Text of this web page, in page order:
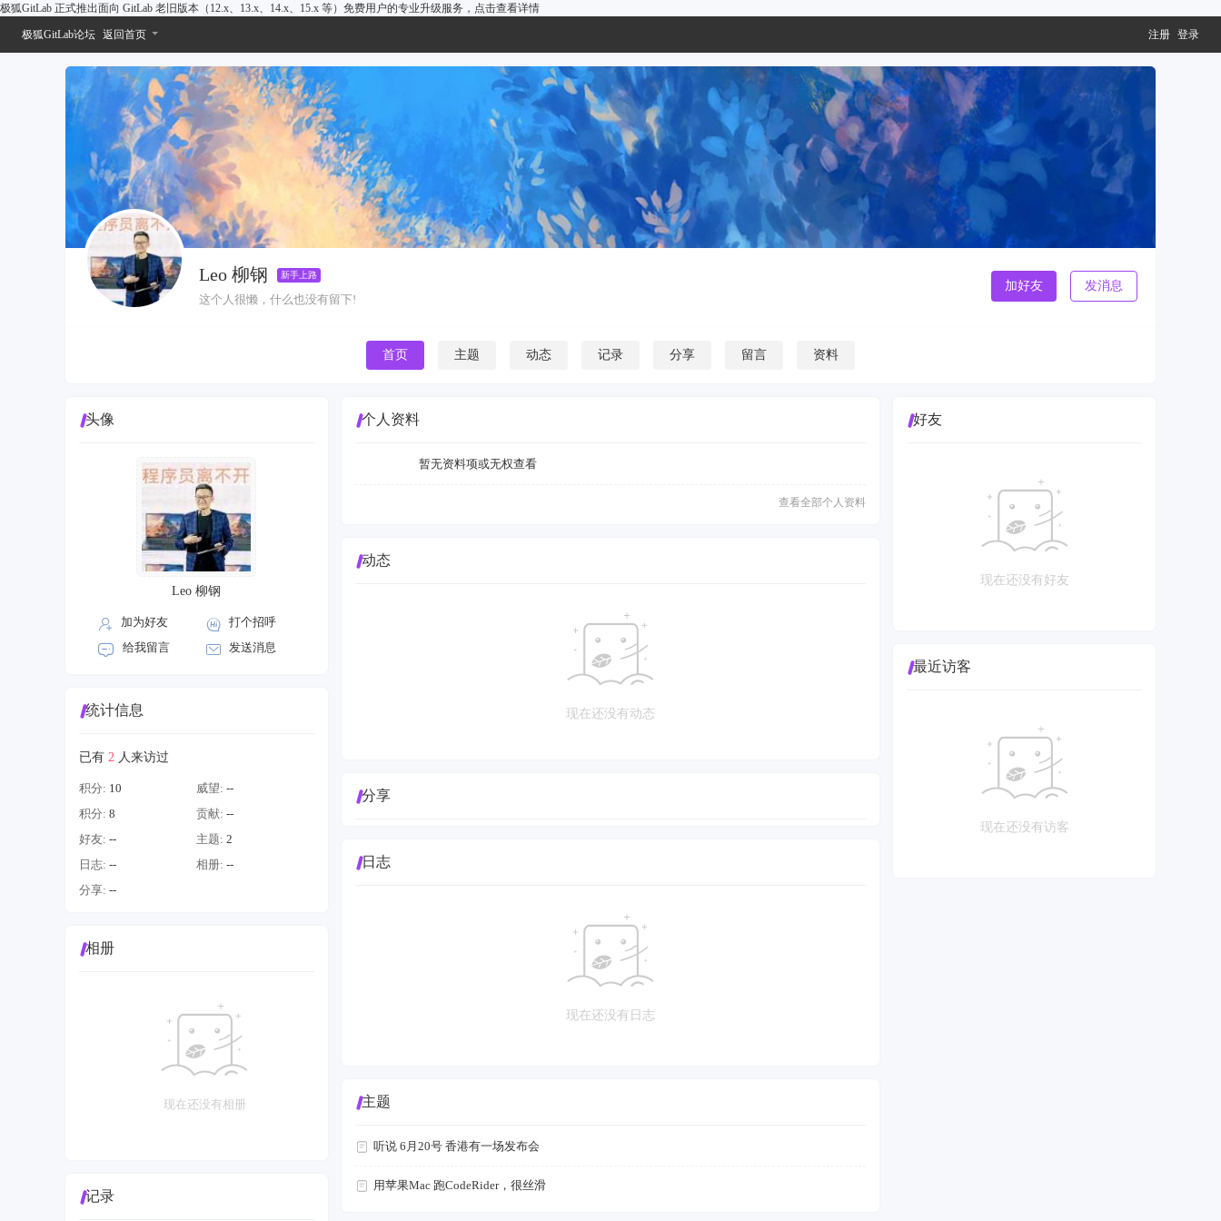
极狐GitLab 正式推出面向 GitLab 老旧版本（12.x、13.x、14.x、15.x 等）免费用户的专业升级服务， 点击查看详情
注册 登录
极狐GitLab论坛 返回首页
加好友 发消息
Leo 柳钢 新手上路
这个人很懒，什么也没有留下!
首页 主题 动态 记录 分享 留言 资料
头像
Leo 柳钢
加为好友
打个招呼
给我留言
发送消息
统计信息
已有 2 人来访过
积分: 10 威望:--
积分: 8 贡献:--
好友: -- 主题:2
日志: -- 相册:--
分享: --
相册
现在还没有相册
记录
个人资料
暂无资料项或无权查看
查看全部个人资料
动态
现在还没有动态
分享
日志
现在还没有日志
主题
听说 6月20号 香港有一场发布会
用苹果Mac 跑CodeRider，很丝滑
好友
现在还没有好友
最近访客
现在还没有访客